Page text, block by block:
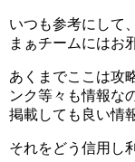
いつも参考にして
まぁチームにはお
あくまでここは攻
ンク等々も情報な
掲載しても良い情
それをどう信用し